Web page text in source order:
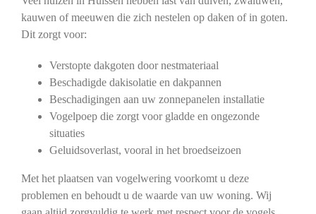
kauwen of meeuwen die zich nestelen op daken of in goten.
Dit zorgt voor:
Verstopte dakgoten door nestmateriaal
Beschadigde dakisolatie en dakpannen
Beschadigingen aan uw zonnepanelen installatie
Vogelpoep die zorgt voor gladde en ongezonde
situaties
Geluidsoverlast, vooral in het broedseizoen
Met het plaatsen van vogelwering voorkomt u deze
problemen en behoudt u de waarde van uw woning. Wij